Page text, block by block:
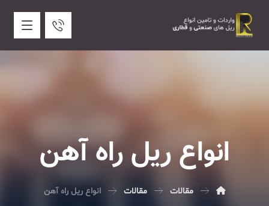
انواع ریل راه آهن
مقالات مقالات انواع ریل راه آهن